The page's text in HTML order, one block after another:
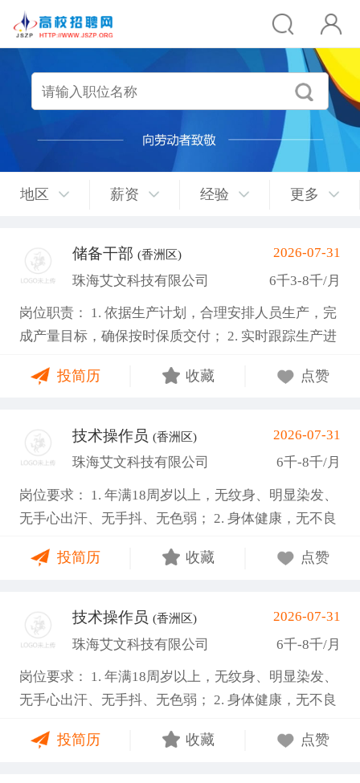
地区 薪资 经验 更多
储备干部 (香洲区)
2026-07-31
珠海艾文科技有限公司
6千3-8千/月
岗位职责： 1. 依据生产计划，合理安排人员生产，完
成产量目标，确保按时保质交付； 2. 实时跟踪生产进
安全生产； 岗位要求： 1. 高中/中专或以上学历，性
3. 强责任心、执行力，较好的沟通协同能力。 4.长白
班（部分两班倒）、空调环境、坐着上班，能接受看
组； 6.会写周报、日报等报告，熟悉电脑操作；
投简历 收藏 点赞
技术操作员 (香洲区)
2026-07-31
珠海艾文科技有限公司
6千-8千/月
岗位要求： 1. 年满18周岁以上，无纹身、明显染发、
无手心出汗、无手抖、无色弱； 2. 身体健康，无不良
理； 4. 能接受两班倒，配合加班，服从公司管理。 空
健康证或3个月有效体检表 福利待遇： 1. 加班费严格
按劳动法规定，平日1.5倍、周末2倍、法定节假日3
奖励金1500元； 3. 提供免费住宿、加班晚餐、夜班宵
夜，每月500餐补； 4. 公司奖励机制完善设有全勤
奖、司龄奖、看镜补贴、岗位津贴、多功能奖、稳岗
奖、介绍奖等； 5. 丰富的节日福利、活动、生日礼
投简历 收藏 点赞
技术操作员 (香洲区)
2026-07-31
珠海艾文科技有限公司
6千-8千/月
岗位要求： 1. 年满18周岁以上，无纹身、明显染发、
无手心出汗、无手抖、无色弱； 2. 身体健康，无不良
理； 4. 能接受两班倒，配合加班，服从公司管理。 空
投简历 收藏 点赞